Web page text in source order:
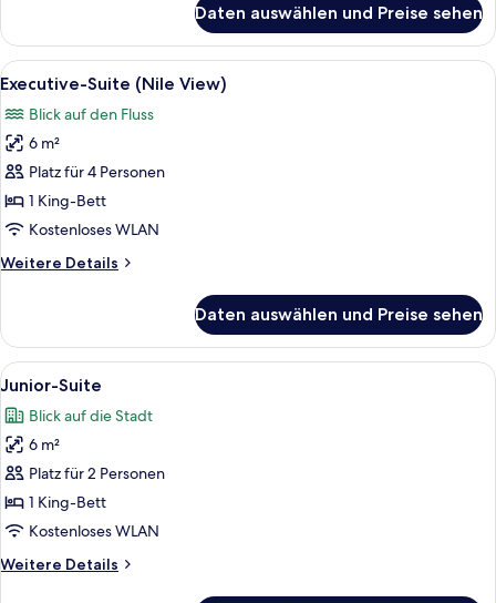
Zimmer,
Stadtblick
Daten auswählen und Preise sehen
Alle
Fotos
für
Executive-
Suite
(Nile
View)
Executive-Suite (Nile View) |
11
Executive-Suite (Nile View)
Blick auf den Fluss
6 m²
Platz für 4 Personen
1 King-Bett
Kostenloses WLAN
Weitere Details
Weitere
Suite
(Nile
View)
Daten auswählen und Preise sehen
Alle
Fotos
für
Junior-
Suite
anzeigen
Junior-Suite | Minibar, Zimmersafe,
7
Junior-Suite
Blick auf die Stadt
6 m²
Platz für 2 Personen
1 King-Bett
Kostenloses WLAN
Weitere Details
Weitere